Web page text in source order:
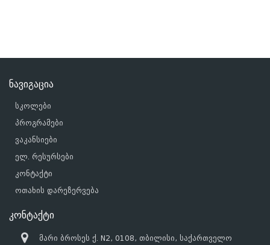
ნავიგაცია
სკოლები
პროგრამები
ვაკანსიები
ელ. რესურსები
კონტაქტი
ოთახის დარეზერვება
კონტაქტი
მარი ბროსეს ქ. N2, 0108, თბილისი, საქართველო